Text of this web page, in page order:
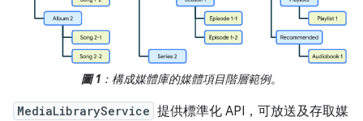
圖 1 ：構成媒體庫的媒體項目階層範例。
MediaLibraryService 提供標準化 API，可放送及存取媒